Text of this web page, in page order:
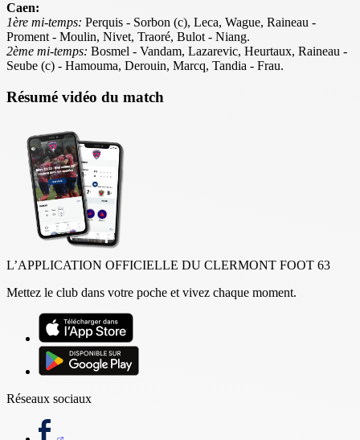
Caen:
1ère mi-temps: Perquis - Sorbon (c), Leca, Wague, Raineau -
Proment - Moulin, Nivet, Traoré, Bulot - Niang.
2ème mi-temps: Bosmel - Vandam, Lazarevic, Heurtaux, Raineau -
Seube (c) - Hamouma, Derouin, Marcq, Tandia - Frau.
Résumé vidéo du match
L’APPLICATION OFFICIELLE DU CLERMONT FOOT 63
Mettez le club dans votre poche et vivez chaque moment.
Réseaux sociaux